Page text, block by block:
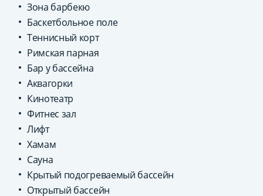
Зона барбекю
Баскетбольное поле
Теннисный корт
Римская парная
Бар у бассейна
Аквагорки
Кинотеатр
Фитнес зал
Лифт
Хамам
Сауна
Крытый подогреваемый бассейн
Открытый бассейн